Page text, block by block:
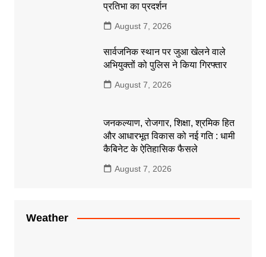
प्रतिभा का प्रदर्शन
August 7, 2026
सार्वजनिक स्थान पर जुआ खेलने वाले
अभियुक्तों को पुलिस ने किया गिरफ्तार
August 7, 2026
जनकल्याण, रोजगार, शिक्षा, श्रमिक हित
और आधारभूत विकास को नई गति : धामी
कैबिनेट के ऐतिहासिक फैसले
August 7, 2026
Weather